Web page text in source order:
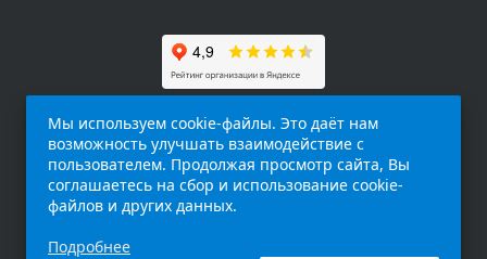
интернет-сайт (
Мы используем cookie-файлы. Это даёт нам
возможность улучшать взаимодействие с
пользователем. Продолжая просмотр сайта, Вы
соглашаетесь на сбор и использование cookie-
файлов и других данных.
Подробнее